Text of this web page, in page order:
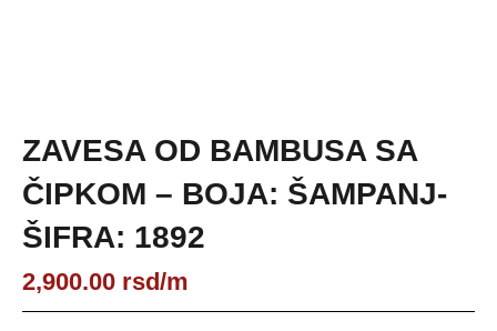
ZAVESA OD BAMBUSA SA
ČIPKOM – BOJA: ŠAMPANJ-
ŠIFRA: 1892
2,900.00 rsd/m